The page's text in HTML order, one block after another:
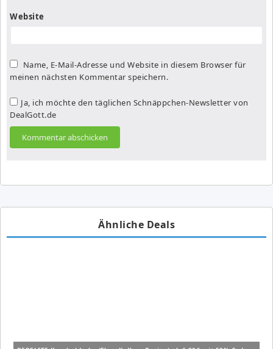
Website
Name, E-Mail-Adresse und Website in diesem Browser für
meinen nächsten Kommentar speichern.
Ja, ich möchte den täglichen Schnäppchen-Newsletter von
DealGott.de
Ähnliche Deals